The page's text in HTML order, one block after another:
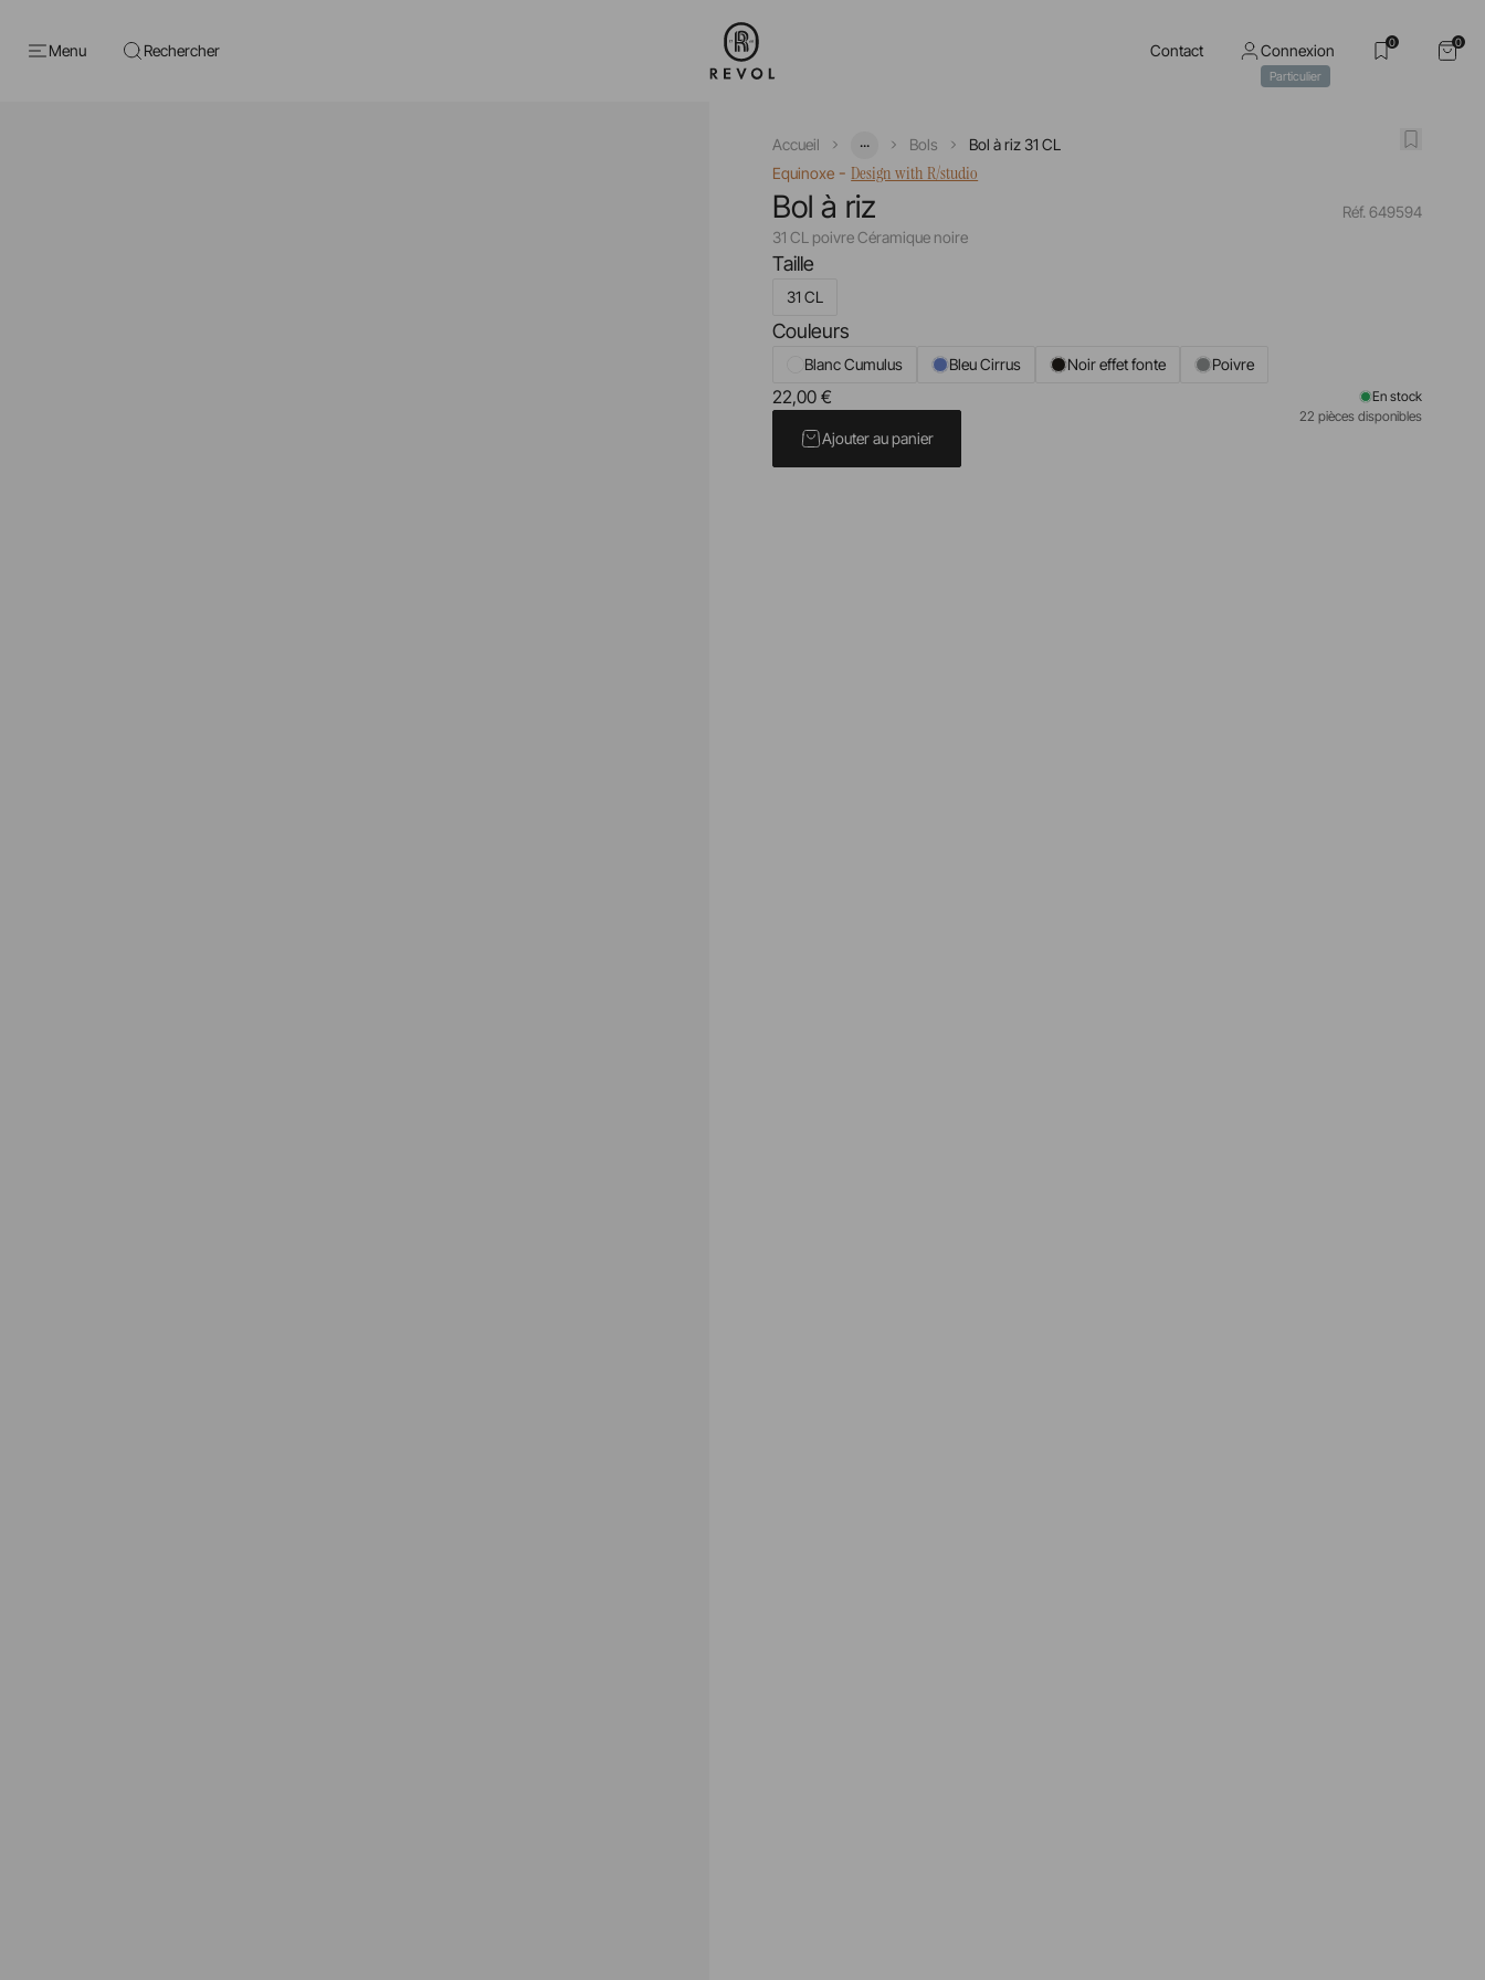
Menu Rechercher Contact Connexion
Particulier
0 0
Accueil ... Bols
Bol à riz 31 CL
Equinoxe -Design with R/studio
Bol à riz
31 CL poivre Céramique noire
Réf. 649594
Taille
31 CL
Couleurs
Blanc Cumulus Bleu Cirrus Noir effet fonte Poivre
22,00 €
En stock
22 pièces disponibles
Ajouter au panier